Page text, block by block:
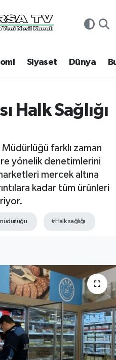
Siyaset Dünya
Halk Sağlığı
farklı zaman
yönelik denetimlerini
mercek altına
kadar tüm ürünleri
#Halk sağlığı
ve Fikstür